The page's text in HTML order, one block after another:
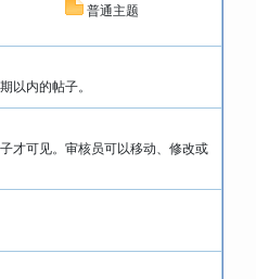
普通主题
以内的帖子。
才可见。审核员可以移动、修改或